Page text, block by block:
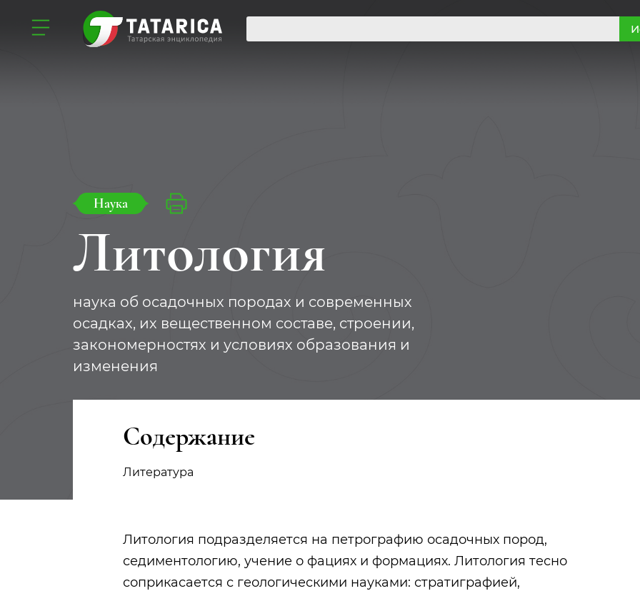
Наука
Литология
наука об осадочных породах и современных
осадках, их вещественном составе, строении,
закономерностях и условиях образования и
изменения
Содержание
Литература
Литология подразделяется на петрографию осадочных пород,
седиментологию, учение о фациях и формациях. Литология тесно
соприкасается с геологическими науками: стратиграфией,